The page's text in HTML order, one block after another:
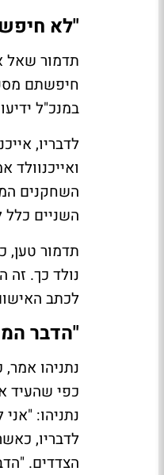
"לא
חיפשתם
במנכ"ל
לדבריו,
השחקנים
השניים
תדמור טען,
נולד כך.
לכתב
"הדבר
נתניהו
כפי שהעיד
נתניהו:
לדבריו,
הצדדים.